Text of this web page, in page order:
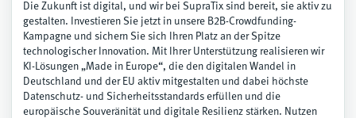
Die Zukunft ist digital, und wir bei SupraTix sind bereit, sie aktiv zu
gestalten. Investieren Sie jetzt in unsere B2B-Crowdfunding-
Kampagne und sichern Sie sich Ihren Platz an der Spitze
technologischer Innovation. Mit Ihrer Unterstützung realisieren wir
KI-Lösungen „Made in Europe“, die den digitalen Wandel in
Deutschland und der EU aktiv mitgestalten und dabei höchste
Datenschutz- und Sicherheitsstandards erfüllen und die
europäische Souveränität und digitale Resilienz stärken. Nutzen